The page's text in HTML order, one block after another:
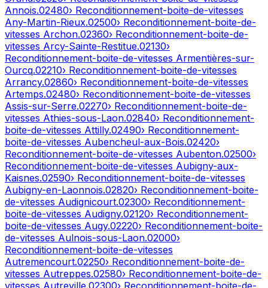
Annois.02480› Reconditionnement-boite-de-vitesses
Any-Martin-Rieux.02500› Reconditionnement-boite-de-
vitesses Archon.02360› Reconditionnement-boite-de-
vitesses Arcy-Sainte-Restitue.02130›
Reconditionnement-boite-de-vitesses Armentières-sur-
Ourcq.02210› Reconditionnement-boite-de-vitesses
Arrancy.02860› Reconditionnement-boite-de-vitesses
Artemps.02480› Reconditionnement-boite-de-vitesses
Assis-sur-Serre.02270› Reconditionnement-boite-de-
vitesses Athies-sous-Laon.02840› Reconditionnement-
boite-de-vitesses Attilly.02490› Reconditionnement-
boite-de-vitesses Aubencheul-aux-Bois.02420›
Reconditionnement-boite-de-vitesses Aubenton.02500›
Reconditionnement-boite-de-vitesses Aubigny-aux-
Kaisnes.02590› Reconditionnement-boite-de-vitesses
Aubigny-en-Laonnois.02820› Reconditionnement-boite-
de-vitesses Audignicourt.02300› Reconditionnement-
boite-de-vitesses Audigny.02120› Reconditionnement-
boite-de-vitesses Augy.02220› Reconditionnement-boite-
de-vitesses Aulnois-sous-Laon.02000›
Reconditionnement-boite-de-vitesses
Autremencourt.02250› Reconditionnement-boite-de-
vitesses Autreppes.02580› Reconditionnement-boite-de-